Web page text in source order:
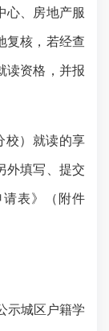
心、房地产服
复核，若经查
读资格，并报
校）就读的享
外填写、提交
表》（附件
示城区户籍学